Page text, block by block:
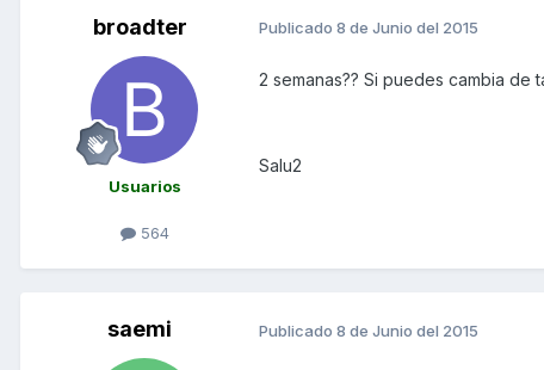
broadter
Usuarios
564
Publicado 8 de Junio del 2015
2 semanas?? Si puedes cambia de
Salu2
saemi Publicado 8 de Junio del 2015